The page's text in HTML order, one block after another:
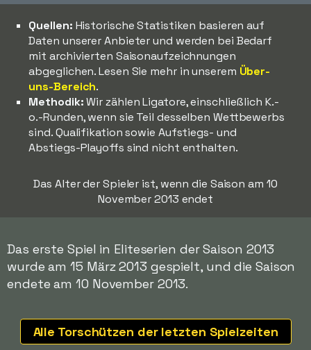
Quellen: Historische Statistiken basieren auf
Daten unserer Anbieter und werden bei Bedarf
mit archivierten Saisonaufzeichnungen
abgeglichen. Lesen Sie mehr in unserem Über-
uns-Bereich.
Methodik:Wir zählen Ligatore, einschließlich K.-
o.-Runden, wenn sie Teil desselben Wettbewerbs
sind. Qualifikation sowie Aufstiegs- und
Abstiegs-Playoffs sind nicht enthalten.
Das Alter der Spieler ist, wenn die Saison am 10
November 2013 endet
Das erste Spiel in Eliteserien der Saison 2013
wurde am 15 März 2013 gespielt, und die Saison
endete am 10 November 2013.
Alle Torschützen der letzten Spielzeiten